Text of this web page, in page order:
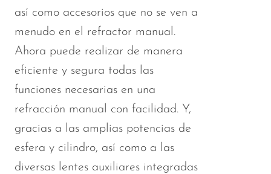
así como accesorios que no se ven a
menudo en el refractor manual.
Ahora puede realizar de manera
eficiente y segura todas las
funciones necesarias en una
refracción manual con facilidad. Y,
gracias a las amplias potencias de
esfera y cilindro, así como a las
diversas lentes auxiliares integradas